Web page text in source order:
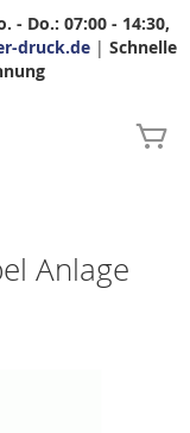
- Do.: 07:00 - 14:30,
druck.de| Schnelle
Anlage